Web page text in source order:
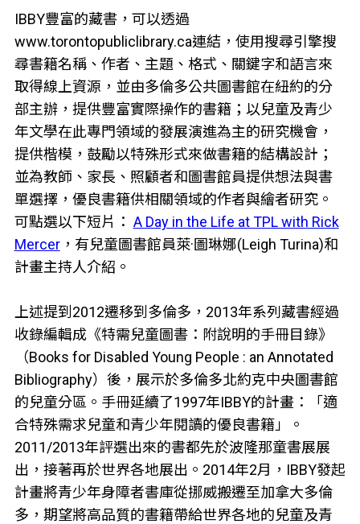
IBBY豐富的藏書，可以透過
www.torontopubliclibrary.ca連結，使用搜尋引擎搜
尋書籍名稱、作者、主題、格式、關鍵字和語言來
取得線上資源，並由多倫多公共圖書館在紐約的分
部主辦，提供豐富實際操作的書籍；以兒童及青少
年文學在此專門領域的發展演進為主的研究機會，
提供楷模，鼓勵以特殊形式來做書籍的結構設計；
並為教師、家長、照顧者和圖書館員提供想法與書
單選擇，優良書籍供相關領域的作者與繪者研究。
可點選以下短片： A Day in the Life at TPL with Rick
Mercer，有兒童圖書館員萊·圖琳娜(Leigh Turina)和
計畫主持人介紹。
上述提到2012遷移到多倫多，2013年系列藏書經過
收錄編輯成《特需兒童圖書：附說明的手冊目錄》
（Books for Disabled Young People : an Annotated
Bibliography）後，展示於多倫多北約克中央圖書館
的兒童分區。手冊延續了1997年IBBY的計畫：「適
合特殊需求兒童和青少年閱讀的優良書籍」。
2011/2013年評選出來的書都先於波隆那童書展展
出，接著再於世界各地展出。2014年2月，IBBY發起
計畫將青少年身障者書庫從挪威搬遷至加拿大多倫
多，期望將高品質的書籍帶給世界各地的兒童及青